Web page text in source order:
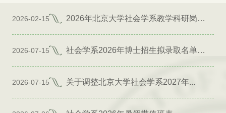
2026-02-15 2026年北京大学社会学系教学科研岗位招聘启事
2026-07-15 社会学系2026年博士招生拟录取名单公示（专项）
2026-07-15 关于调整北京大学社会学系2027年...